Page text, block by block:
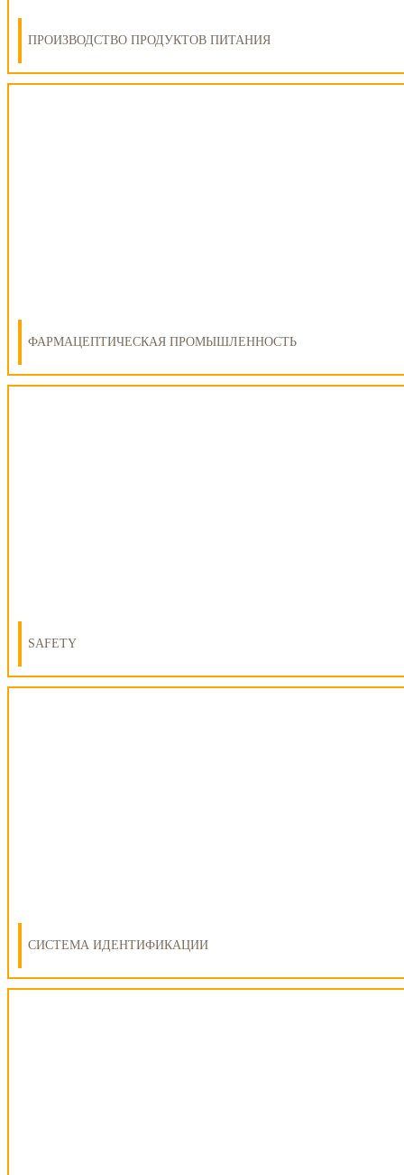
ПРОИЗВОДСТВО ПРОДУКТОВ ПИТАНИЯ
ФАРМАЦЕПТИЧЕСКАЯ ПРОМЫШЛЕННОСТЬ
SAFETY
СИСТЕМА ИДЕНТИФИКАЦИИ